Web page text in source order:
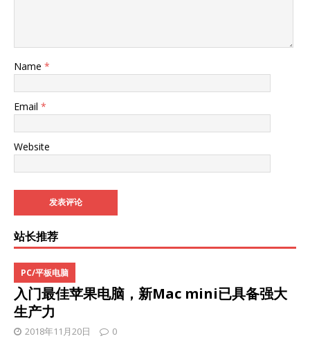
Name *
Email *
Website
站长推荐
入门最佳苹果电脑，新Mac mini已具备强大
生产力
PC/平板电脑
2018年11月20日 0